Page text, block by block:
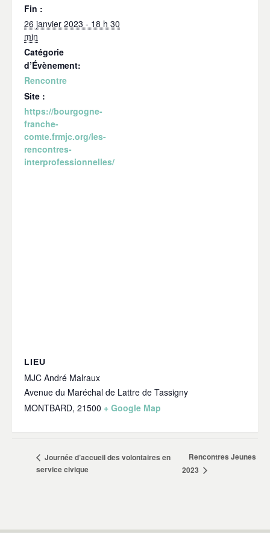
Fin :
26 janvier 2023 - 18 h 30
min
Catégorie
d’Évènement:
Rencontre
Site :
https://bourgogne-
franche-
comte.frmjc.org/les-
rencontres-
interprofessionnelles/
LIEU
MJC André Malraux
Avenue du Maréchal de Lattre de Tassigny
MONTBARD, 21500 + Google Map
Journée d’accueil des volontaires en
service civique
Rencontres Jeunes
2023